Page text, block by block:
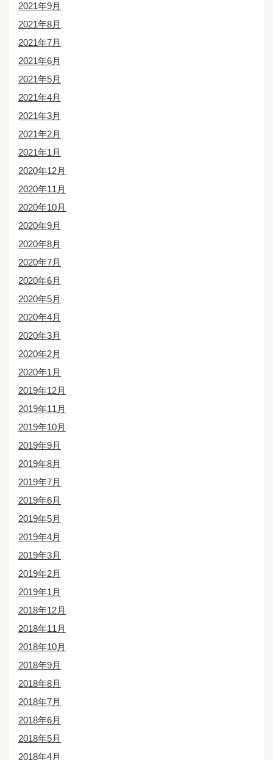
2021年9月
2021年8月
2021年7月
2021年6月
2021年5月
2021年4月
2021年3月
2021年2月
2021年1月
2020年12月
2020年11月
2020年10月
2020年9月
2020年8月
2020年7月
2020年6月
2020年5月
2020年4月
2020年3月
2020年2月
2020年1月
2019年12月
2019年11月
2019年10月
2019年9月
2019年8月
2019年7月
2019年6月
2019年5月
2019年4月
2019年3月
2019年2月
2019年1月
2018年12月
2018年11月
2018年10月
2018年9月
2018年8月
2018年7月
2018年6月
2018年5月
2018年4月